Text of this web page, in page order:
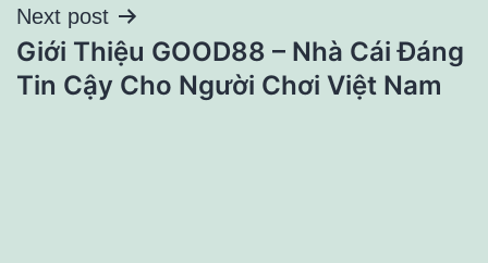
viết
Next post
Giới Thiệu GOOD88 – Nhà Cái Đáng
Tin Cậy Cho Người Chơi Việt Nam